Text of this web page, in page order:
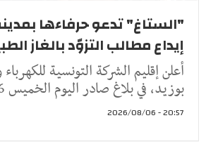
"الستاغ" تدعو حرفاءها
إيداع مطالب التزوّد بالغاز
أعلن إقليم الشركة التونسية
بوزيد، في بلاغ صادر اليوم الخميس 6 أوت، 2026 إل
20:57 - 2026/08/06